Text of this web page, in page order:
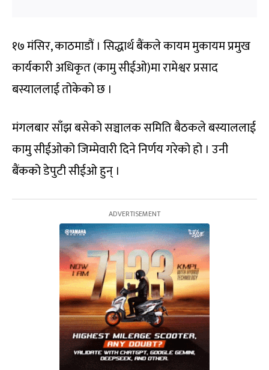
१७ मंसिर, काठमाडौं । सिद्धार्थ बैंकले कायम मुकायम प्रमुख
कार्यकारी अधिकृत (कामु सीईओ)मा रामेश्वर प्रसाद
बस्याललाई तोकेको छ ।
मंगलबार साँझ बसेको सञ्चालक समिति बैठकले बस्याललाई
कामु सीईओको जिम्मेवारी दिने निर्णय गरेको हो । उनी
बैंकको डेपुटी सीईओ हुन् ।